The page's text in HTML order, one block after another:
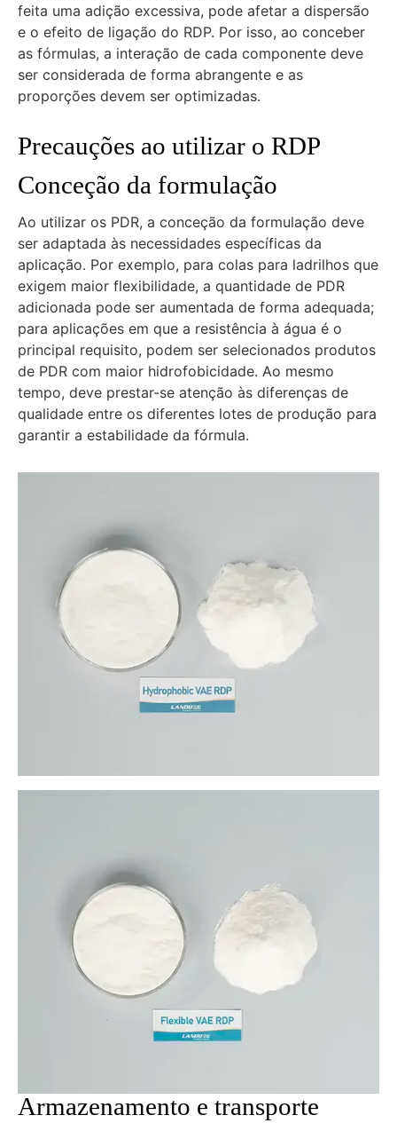
feita uma adição excessiva, pode afetar a dispersão
e o efeito de ligação do RDP. Por isso, ao conceber
as fórmulas, a interação de cada componente deve
ser considerada de forma abrangente e as
proporções devem ser optimizadas.
Precauções ao utilizar o RDP
Conceção da formulação
Ao utilizar os PDR, a conceção da formulação deve
ser adaptada às necessidades específicas da
aplicação. Por exemplo, para colas para ladrilhos que
exigem maior flexibilidade, a quantidade de PDR
adicionada pode ser aumentada de forma adequada;
para aplicações em que a resistência à água é o
principal requisito, podem ser selecionados produtos
de PDR com maior hidrofobicidade. Ao mesmo
tempo, deve prestar-se atenção às diferenças de
qualidade entre os diferentes lotes de produção para
garantir a estabilidade da fórmula.
Armazenamento e transporte